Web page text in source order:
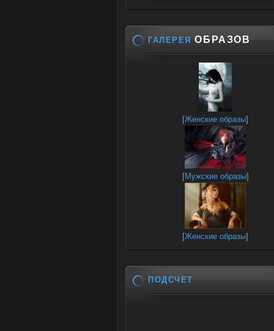
ГАЛЕРЕЯ ОБРАЗОВ
[Женские образы]
[Мужские образы]
[Женские образы]
ПОДСЧЕТ